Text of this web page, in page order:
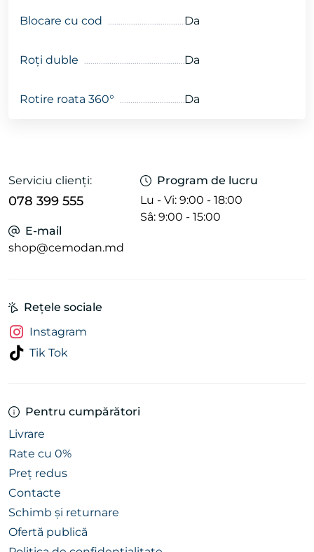
Blocare cu cod Da
Roți duble Da
Rotire roata 360° Da
Serviciu clienți:
078 399 555
Program de lucru
Lu - Vi: 9:00 - 18:00
Sâ: 9:00 - 15:00
E-mail
shop@cemodan.md
Pentru cumpărători
Livrare
Rate cu 0%
Preț redus
Contacte
Schimb și returnare
Ofertă publică
Rețele sociale
Instagram
Tik Tok